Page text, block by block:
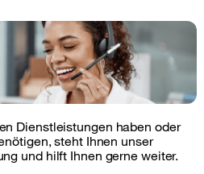
erstellen
Dienstleistungen haben oder
steht Ihnen unser
und hilft Ihnen gerne weiter.